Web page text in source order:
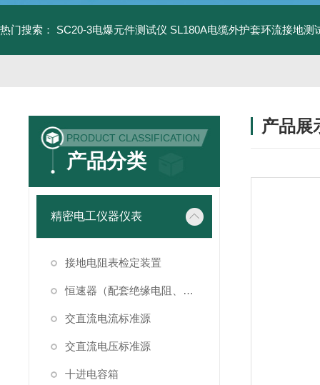
热门搜索： SC20-3电爆元件测试仪 SL180A电缆外护套环流接地测
PRODUCT CLASSIFICATION
产品分类
精密电工仪器仪表
接地电阻表检定装置
恒速器（配套绝缘电阻、接地电阻表检定）
交直流电流标准源
交直流电压标准源
十进电容箱
产品展